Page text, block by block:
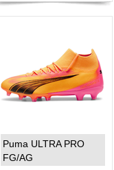
Puma ULTRA PRO
FG/AG